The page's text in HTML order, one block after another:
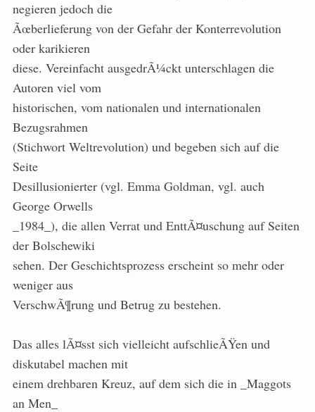
negieren jedoch die
Ãœberlieferung von der Gefahr der Konterrevolution
oder karikieren
diese. Vereinfacht ausgedrÃ¼ckt unterschlagen die
Autoren viel vom
historischen, vom nationalen und internationalen
Bezugsrahmen
(Stichwort Weltrevolution) und begeben sich auf die
Seite
Desillusionierter (vgl. Emma Goldman, vgl. auch
George Orwells
_1984_), die allen Verrat und EnttÃ¤uschung auf Seiten
der Bolschewiki
sehen. Der Geschichtsprozess erscheint so mehr oder
weniger aus
VerschwÃ¶rung und Betrug zu bestehen.
Das alles lÃ¤sst sich vielleicht aufschlieÃŸen und
diskutabel machen mit
einem drehbaren Kreuz, auf dem sich die in _Maggots
an Men_